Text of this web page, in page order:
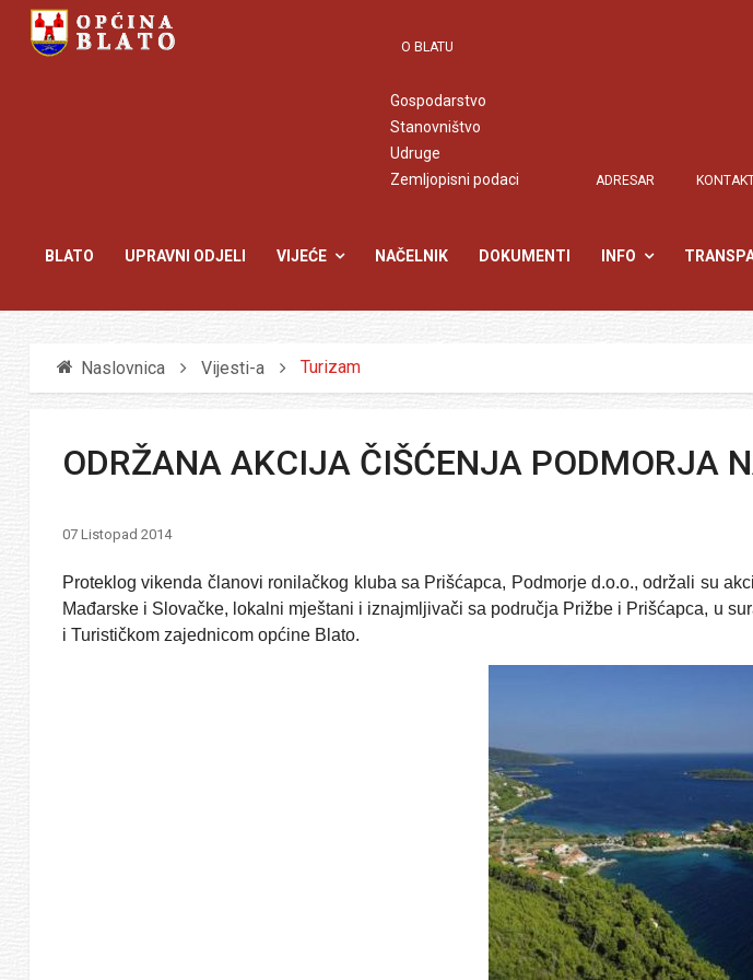
O BLATU
Gospodarstvo
Stanovništvo
Udruge
Zemljopisni podaci
ADRESAR
BLATO UPRAVNI ODJELI VIJEĆE NAČELNIK DOKUMENTI INFO
Naslovnica Vijesti-a Turizam
ODRŽANA AKCIJA ČIŠĆENJA PODMORJA
07 Listopad 2014
Proteklog vikenda članovi ronilačkog kluba sa Prišćapca, Podmorje d.o.o., održali su
Mađarske i Slovačke, lokalni mještani i iznajmljivači sa područja Prižbe i Prišćapca, u
i Turističkom zajednicom općine Blato.